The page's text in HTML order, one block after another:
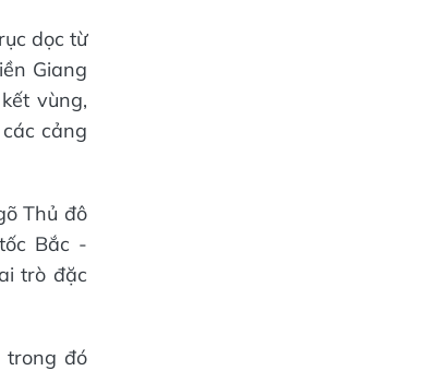
dọc từ
Giang
vùng,
cảng
Thủ đô
Bắc -
trò đặc
trong đó